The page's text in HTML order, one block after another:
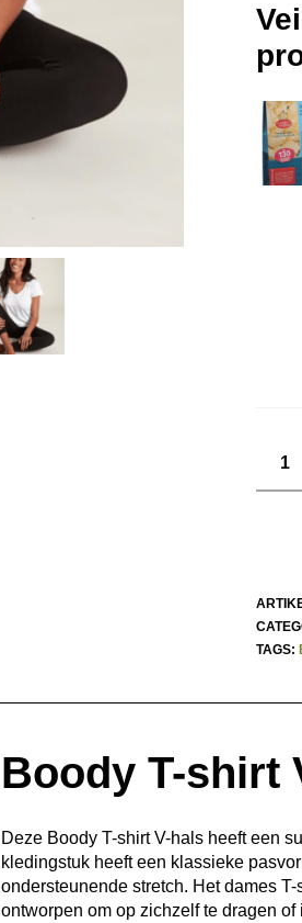
TAGS:
Boody T-shirt
Deze Boody T-shirt V-hals heeft een
kledingstuk heeft een klassieke
ondersteunende stretch. Het dames
ontworpen om op zichzelf te dragen